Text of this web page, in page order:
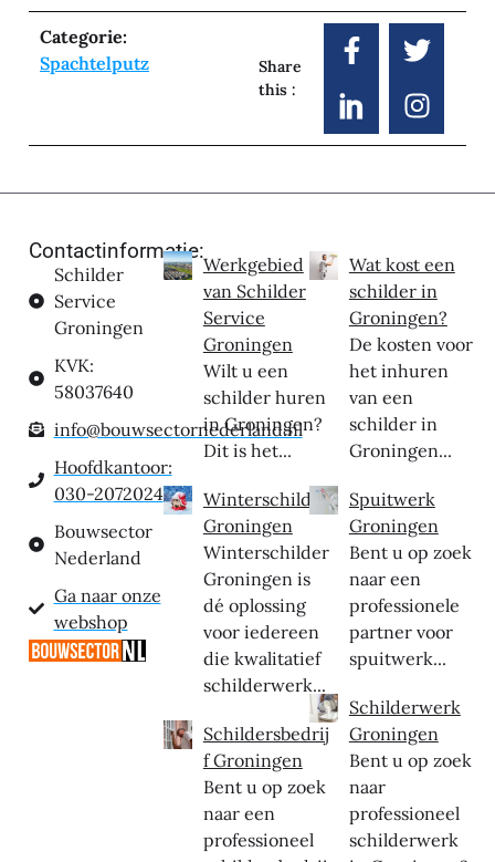
Categorie:
Spachtelputz
Share
this :
Contactinformatie:
Schilder
Service
Groningen
KVK:
58037640
info@bouwsectornederland.nl
Hoofdkantoor:
030-2072024
Bouwsector
Nederland
Ga naar onze
webshop
Werkgebied
van Schilder
Service
Groningen
Wilt u een
schilder huren
in Groningen?
Dit is het...
Winterschilder
Groningen
Winterschilder
Groningen is
dé oplossing
voor iedereen
die kwalitatief
schilderwerk...
Schildersbedrij
f Groningen
Bent u op zoek
naar een
professioneel
Wat kost een
schilder in
Groningen?
De kosten voor
het inhuren
van een
schilder in
Groningen...
Spuitwerk
Groningen
Bent u op zoek
naar een
professionele
partner voor
spuitwerk...
Schilderwerk
Groningen
Bent u op zoek
naar
professioneel
schilderwerk